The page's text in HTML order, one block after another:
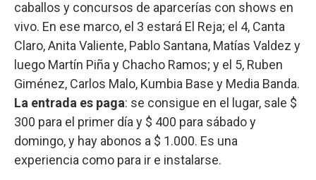
caballos y concursos de aparcerías con shows en
vivo. En ese marco, el 3 estará El Reja; el 4, Canta
Claro, Anita Valiente, Pablo Santana, Matías Valdez y
luego Martín Piña y Chacho Ramos; y el 5, Ruben
Giménez, Carlos Malo, Kumbia Base y Media Banda.
La entrada es paga: se consigue en el lugar, sale $
300 para el primer día y $ 400 para sábado y
domingo, y hay abonos a $ 1.000. Es una
experiencia como para ir e instalarse.